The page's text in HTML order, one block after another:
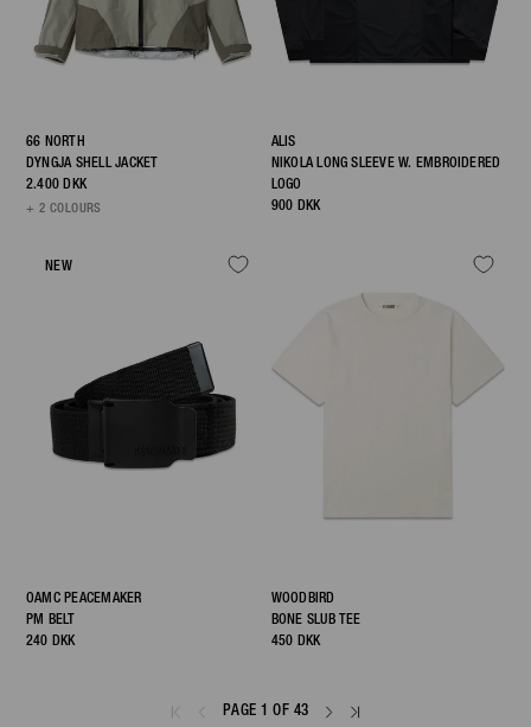
66 NORTH
DYNGJA SHELL JACKET
2.400 DKK
+ 2 COLOURS
ALIS
NIKOLA LONG SLEEVE W. EMBROIDERED
LOGO
900 DKK
NEW
OAMC PEACEMAKER
PM BELT
240 DKK
WOODBIRD
BONE SLUB TEE
450 DKK
PAGE 1 OF 43